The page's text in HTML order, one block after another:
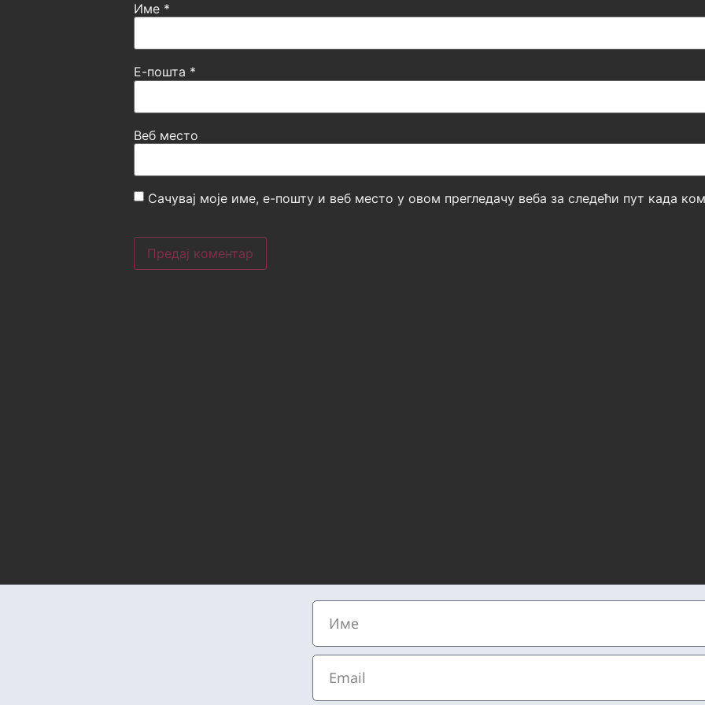
Име *
Е-пошта *
Веб место
Сачувај моје име, е-пошту и веб место у овом прегледачу веба за следећи пут када